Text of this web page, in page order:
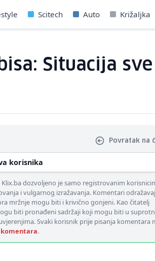
Scitech Auto Križaljka
Situacija
Povratak na
korisnika
dozvoljeno je samo registrovanim
i vulgarnog izražavanja. Komentari
mržnje mogu biti i krivično gonjeni. Kao čitatelj
biti pronađeni sadržaji koji mogu biti u
Svaki korisnik prije pisanja komentara
.